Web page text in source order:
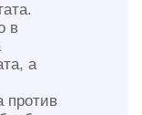
в
а
против